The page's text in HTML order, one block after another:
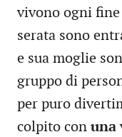
vivono ogni
serata sono
e sua moglie
gruppo di
per puro
colpito con una